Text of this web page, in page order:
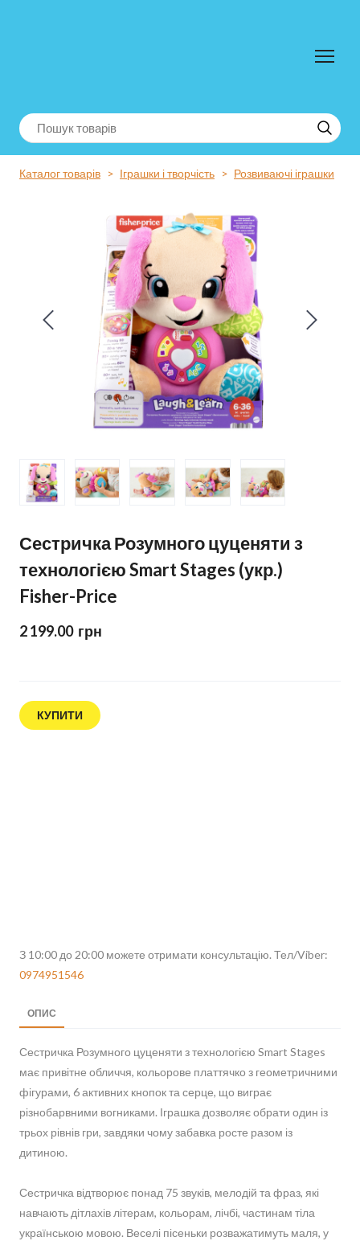
Каталог товарів Іграшки і творчість Розвиваючі іграшки
Сестричка Розумного цуценяти з
технологією Smart Stages (укр.)
Fisher-Price
2 199.00  грн
КУПИТИ
З 10:00 до 20:00 можете отримати консультацію. Тел/Viber:
0974951546
ОПИС
Сестричка Розумного цуценяти з технологією Smart Stages
має привітне обличчя, кольорове платтячко з геометричними
фігурами, 6 активних кнопок та серце, що виграє
різнобарвними вогниками. Іграшка дозволяє обрати один із
трьох рівнів гри, завдяки чому забавка росте разом із
дитиною.
Сестричка відтворює понад 75 звуків, мелодій та фраз, які
навчають дітлахів літерам, кольорам, лічбі, частинам тіла
українською мовою. Веселі пісеньки розважатимуть маля, у